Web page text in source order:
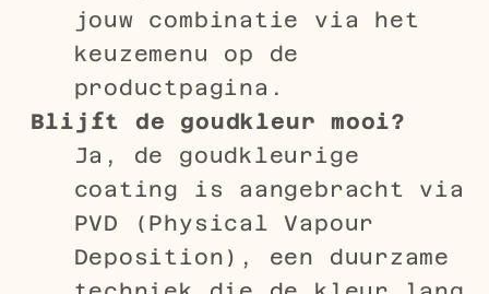
jouw combinatie via het
keuzemenu op de
productpagina.
Blijft de goudkleur mooi?
Ja, de goudkleurige
coating is aangebracht via
PVD (Physical Vapour
Deposition), een duurzame